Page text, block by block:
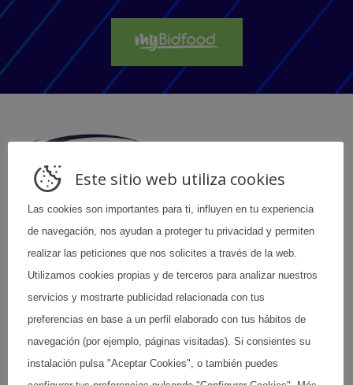
Bidfood es una empresa líder en el sector de la distribución en
el canal horeca. Nuestra amplia gama de productos adaptada
a los distintos perfiles de clientes y sus necesidades nos
convierte en el proveedor preferido del canal.
Delegaciones
Aviso Legal
Política de redes sociales
Este sitio web utiliza cookies
Las cookies son importantes para ti, influyen en tu experiencia
de navegación, nos ayudan a proteger tu privacidad y permiten
realizar las peticiones que nos solicites a través de la web.
Utilizamos cookies propias y de terceros para analizar nuestros
servicios y mostrarte publicidad relacionada con tus
preferencias en base a un perfil elaborado con tus hábitos de
navegación (por ejemplo, páginas visitadas). Si consientes su
instalación pulsa "Aceptar Cookies", o también puedes